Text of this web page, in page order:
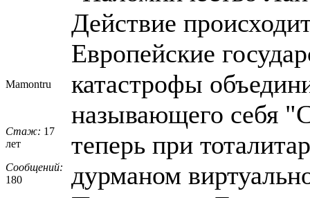
Mamontru
Стаж: 17
лет
Сообщений:
180
Действие
Европейские
катастрофы
называющего себя
теперь при
дурманом